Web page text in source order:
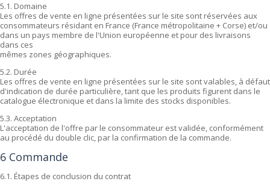
5.1. Domaine
Les offres de vente en ligne présentées sur le site sont réservées aux
consommateurs résidant en France (France métropolitaine + Corse) et/ou
dans un pays membre de l'Union européenne et pour des livraisons
dans ces
mêmes zones géographiques.
5.2. Durée
Les offres de vente en ligne présentées sur le site sont valables, à défaut
d'indication de durée particulière, tant que les produits figurent dans le
catalogue électronique et dans la limite des stocks disponibles.
5.3. Acceptation
L'acceptation de l'offre par le consommateur est validée, conformément
au procédé du double clic, par la confirmation de la commande.
6 Commande
6.1. Étapes de conclusion du contrat